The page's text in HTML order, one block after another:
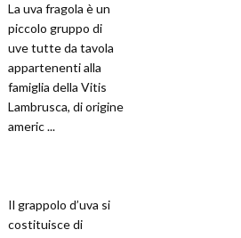
La uva fragola è un
piccolo gruppo di
uve tutte da tavola
appartenenti alla
famiglia della Vitis
Lambrusca, di origine
americ ...
Il grappolo d’uva si
costituisce di